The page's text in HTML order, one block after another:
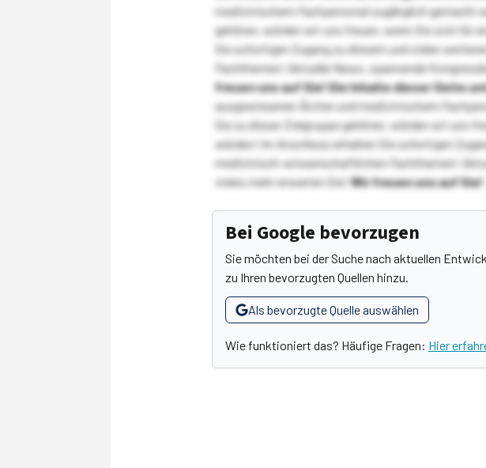
medizinischem Fachpersonal zugänglich gemacht
gehören, würden wir uns freuen, wenn Sie sich für
Sie sofortigen Zugang zu diesem und vielen
Fachthemen! Aktuelle News, spannende
freuen uns auf Sie!Die Inhalte dieser Seite
ausgewiesenen Ärzten und medizinischem
Sie zu dieser Zielgruppe gehören, würden wir uns
würden! Im Anschluss erhalten Sie sofortigen
medizinisch-wissenschaftlichen Fachthemen!
vieles mehr erwarten Sie!Wir freuen uns auf Sie!
Bei Google bevorzugen
Sie möchten bei der Suche nach aktuellen
zu Ihren bevorzugten Quellen hinzu.
Als bevorzugte Quelle auswählen
Wie funktioniert das? Häufige Fragen: Hier